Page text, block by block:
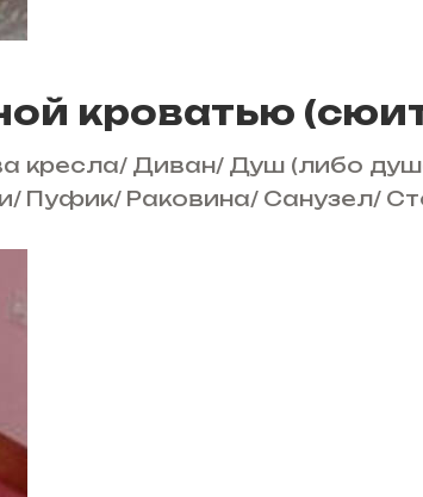
кроватью
кресла/ Диван/ Душ (либо
/ Пуфик/ Раковина/ Санузел/